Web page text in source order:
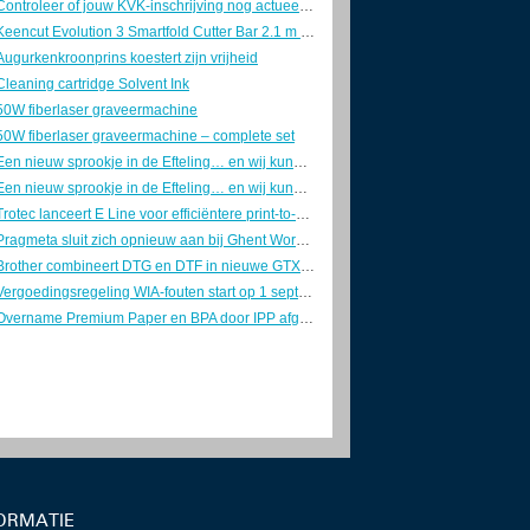
Controleer of jouw KVK-inschrijving nog actueel is
Keencut Evolution 3 Smartfold Cutter Bar 2.1 m – z.g.a.n.
koestert zijn vrijheid
cartridge Solvent Ink
fiberlaser graveermachine
fiberlaser graveermachine – complete set
Een nieuw sprookje in de Efteling… en wij kunnen niet wachten!
Een nieuw sprookje in de Efteling… en wij kunnen niet wachten!
Trotec lanceert E Line voor efficiëntere print-to-cut-productie in sign en display
Pragmeta sluit zich opnieuw aan bij Ghent Workgroup
Brother combineert DTG en DTF in nieuwe GTX300
Vergoedingsregeling WIA-fouten start op 1 september
Overname Premium Paper en BPA door IPP afgerond